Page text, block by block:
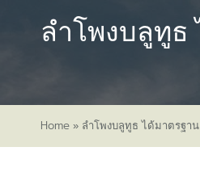
ลําโพงบลูทูธ
Home » ลําโพงบลูทูธ ได้มาตรฐาน